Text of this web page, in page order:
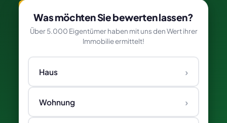
Was möchten Sie bewerten lassen?
Über 5.000 Eigentümer haben mit uns den Wert ihrer
Immobilie ermittelt!
Haus ›
Wohnung ›